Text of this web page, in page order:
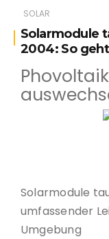
SOLAR
Solarmodule
2004: So
Solarmodule
umfassender
Umgebung